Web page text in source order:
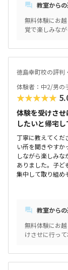
教室から
無料体験にお
覚で楽しみな
徳島幸町校の評判
体験者：中2/男の
★★★★★
体験を受けさ
したいと帰宅し
丁寧に教えてくだ
い所を聞きやすか
しながら楽しみ
ありました。子ど
集中して取り組め
椅子も良かった
体験する前少し
教室から
無料体験にお
けさせに行っ